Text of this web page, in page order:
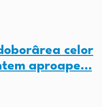
celor
aproape…